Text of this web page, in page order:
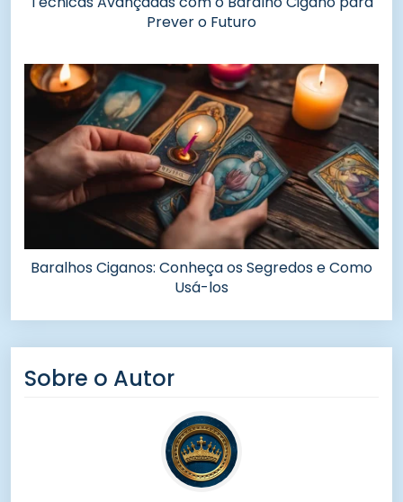
Prever o Futuro
Baralhos Ciganos: Conheça os Segredos e Como
Usá-los
Sobre o Autor